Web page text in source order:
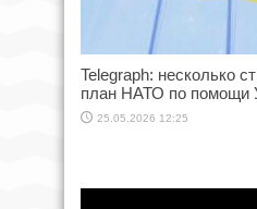
Telegraph: несколько
план НАТО по помощи
25.05.2026 12:25